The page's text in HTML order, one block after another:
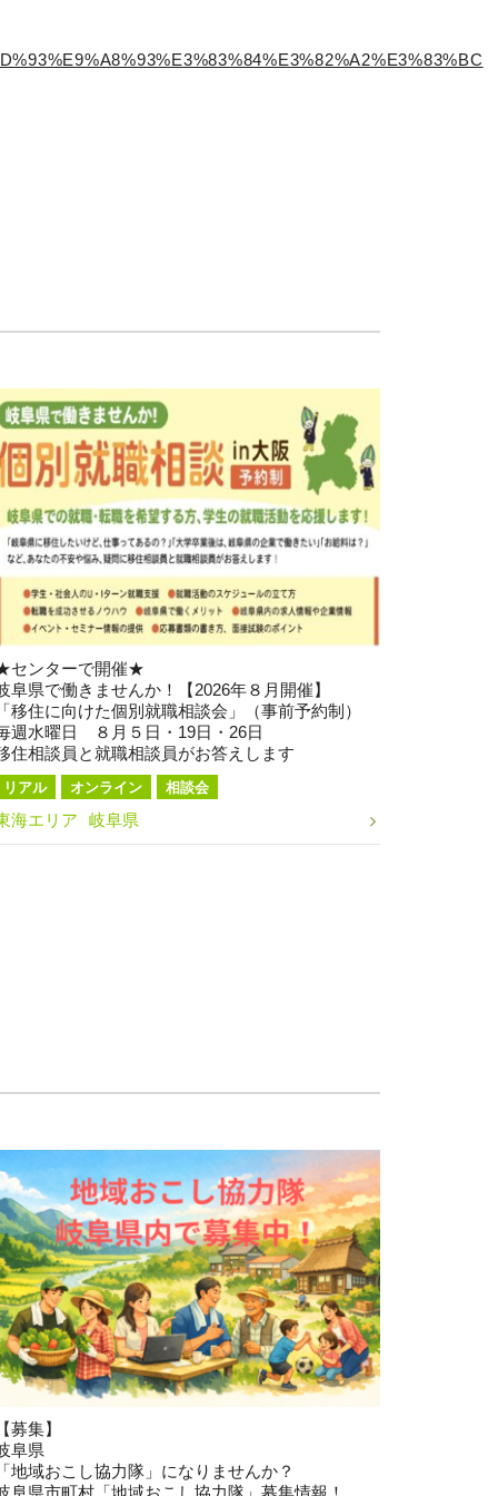
センターで開催★
阜県で働きませんか！【2026年８月開催】
移住に向けた個別就職相談会」（事前予約制）
週水曜日 ８月５日・19日・26日
住相談員と就職相談員がお答えします
リアル オンライン 相談会
海エリア 岐阜県
募集】
阜県
地域おこし協力隊」になりませんか？